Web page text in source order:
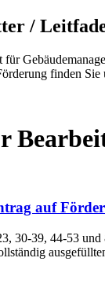
/
finden Sie
auf
30-39, 44-53